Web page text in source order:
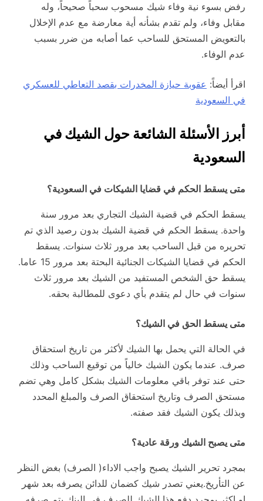
رفض بسوء نية وفاء شيك مسحوب سحباً صحيحاً، وله
مقابل وفاء، ولم تقدم بشأنه أية معارضة مع عدم الإخلال
بالتعويض المستحق للساحب عما أصابه من ضرر بسبب
عدم الوفاء.
اقرأ أيضاً: عقوبة حيازة المخدرات بقصد التعاطي للعسكري
في السعودية
أبرز الأسئلة الشائعة حول الشيك في
السعودية
متى يسقط الحكم في قضايا الشيكات في السعودية؟
يسقط الحكم في قضية الشيك التجاري بعد مرور سنة
واحدة. يسقط الحكم في قضية الشيك بدون رصيد الذي تم
تحريره من قبل الساحب بعد مرور ثلاث سنوات. يسقط
الحكم في قضايا الشيكات الجنائية البحتة بعد مرور 15 عاما.
يسقط حق الشخص المستفيد من الشيك بعد مرور ثلاث
سنوات في حال لم يتقدم بأي دعوى للمطالبة بحقه.
متى يسقط الحق في الشيك؟
في الحالة التي يحمل بها الشيك لأكثر من تاريخ استحقاق
صرف. عندما يكون الشيك خالياً من توقيع الساحب وذلك
حتى عند توفر باقي معلومات الشيك بشكل كامل وهي تضم
مستحق الصرف وتاريخ استحقاق الصرف والمبلغ المحدد
وبذلك يكون الشيك فقد صفته.
متى يصبح الشيك ورقة عادية؟
بمجرد تحرير الشيك يصبح واجب الاداء( الصرف) بغض النظر
عن التأريخ.يعني تصدر شيك كضمان للدائن يصرفه بعد شهر